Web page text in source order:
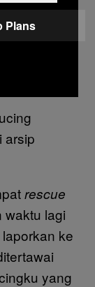
arsip
rescue
waktu lagi
ke
yang
Plans